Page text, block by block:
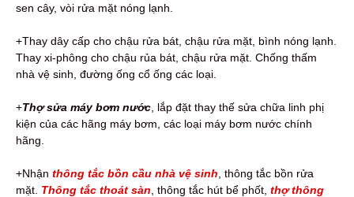
sen cây, vòi rửa mặt nóng lạnh.
+Thay dây cấp cho chậu rửa bát, chậu rửa mặt, bình nóng lạnh.
Thay xi-phông cho chậu rủa bát, chậu rửa mặt. Chống thấm
nhà vệ sinh, đường ống cổ ống các loại.
+Thợ sửa máy bơm nước , lắp đặt thay thế sửa chữa linh phị
kiện của các hãng máy bơm, các loại máy bơm nước chính
hãng.
+Nhận thông tắc bồn cầu nhà vệ sinh , thông tắc bồn rửa
mặt. Thông tắc thoát sàn , thông tắc hút bể phốt, thợthông